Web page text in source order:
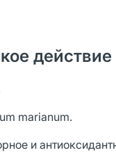
действие
marianum.
и